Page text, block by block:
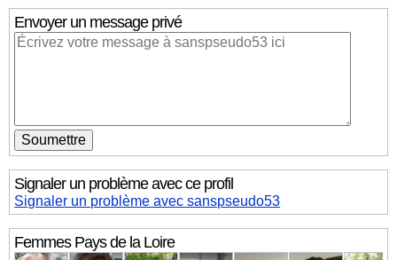
Envoyer un message privé
Signaler un problème avec ce profil
Signaler un problème avec sanspseudo53
FemmesPays de la Loire